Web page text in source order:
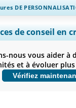
DE
regional e por país,
Benchmarking
Personnaliser
de conseil en
nous vous aider à
et à évoluer
Vérifiez